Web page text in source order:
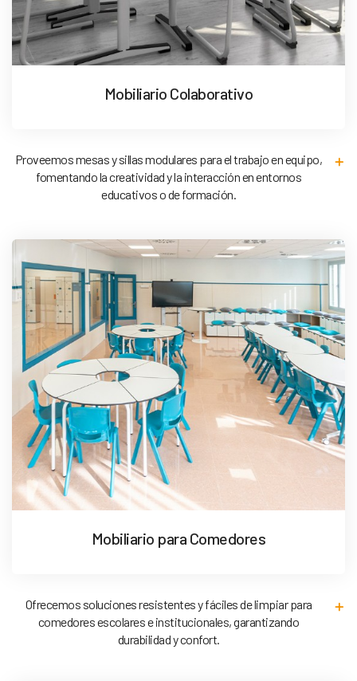
Mobiliario Colaborativo
Proveemos mesas y sillas modulares para el trabajo en equipo,
fomentando la creatividad y la interacción en entornos
educativos o de formación.
Mobiliario para Comedores
Ofrecemos soluciones resistentes y fáciles de limpiar para
comedores escolares e institucionales, garantizando
durabilidad y confort.